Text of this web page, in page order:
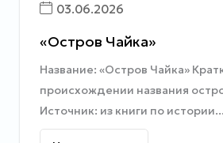
03.06.2026
«Остров Чайка»
Название: «Остров Чайка»
происхождении названия
Источник: из книги по истории...